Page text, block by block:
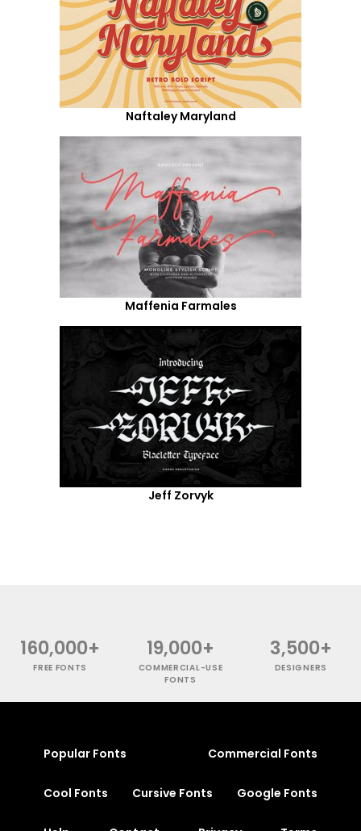
Naftaley Maryland
Maffenia Farmales
Jeff Zorvyk
160,000+
FREE FONTS
19,000+
COMMERCIAL-USE
FONTS
3,500+
DESIGNERS
Popular Fonts Commercial Fonts
Cool Fonts Cursive Fonts Google Fonts